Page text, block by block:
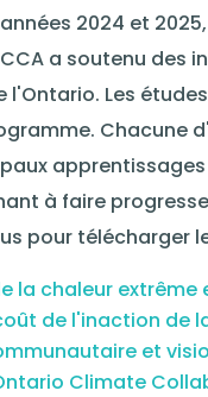
2024 et
a soutenu
l'Ontario. Les
Chacune
à faire
pour télécharger
la chaleur extrême
de l'inaction de
et
Climate